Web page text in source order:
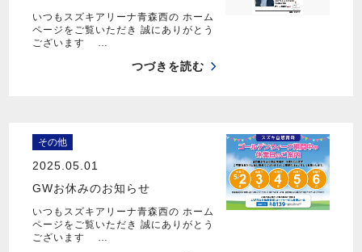
いつもスズキアリーナ青森西の ホーム
ページをご覧いただき 誠にありがとう
ございます …
つづきを読む
その他
2025.05.01
GWお休みのお知らせ
いつもスズキアリーナ青森西の ホーム
ページをご覧いただき 誠にありがとう
ございます …